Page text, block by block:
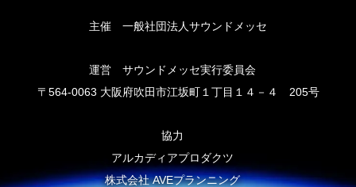
主催 一般社団法人サウンドメッセ
運営 サウンドメッセ実行委員会
〒564-0063 大阪府吹田市江坂町１丁目１４－４ 205号
協力
アルカディアプロダクツ
株式会社 AVEプランニング